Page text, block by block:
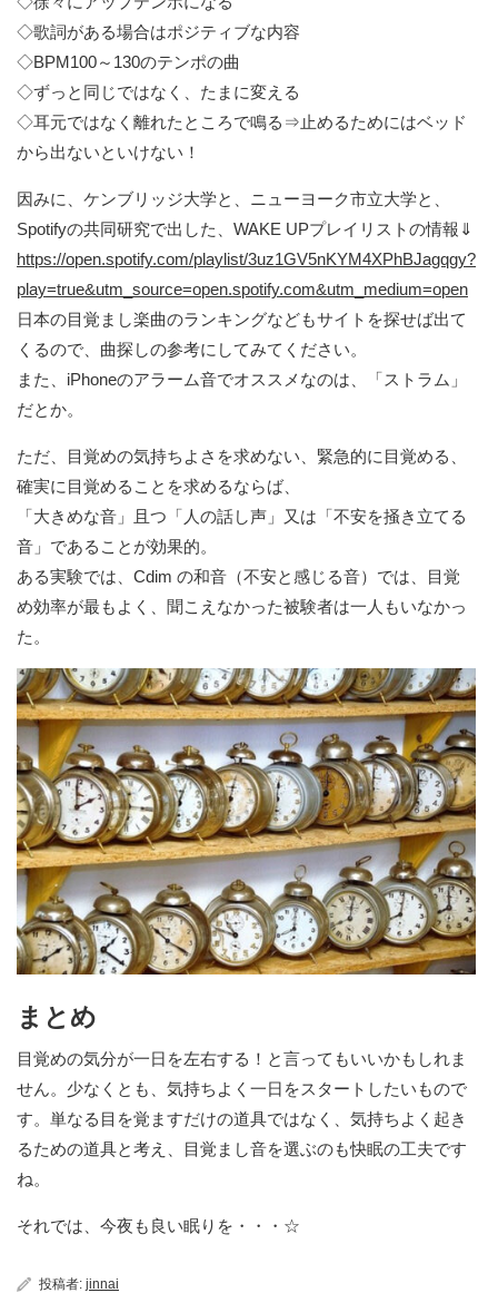
◇歌詞がある場合はポジティブな内容
◇BPM100～130のテンポの曲
◇ずっと同じではなく、たまに変える
◇耳元ではなく離れたところで鳴る⇒止めるためにはベッド
から出ないといけない！
因みに、ケンブリッジ大学と、ニューヨーク市立大学と、
Spotifyの共同研究で出した、WAKE UPプレイリストの情報⇓
https://open.spotify.com/playlist/3uz1GV5nKYM4XPhBJagqgy?
play=true&utm_source=open.spotify.com&utm_medium=open
日本の目覚まし楽曲のランキングなどもサイトを探せば出て
くるので、曲探しの参考にしてみてください。
また、iPhoneのアラーム音でオススメなのは、「ストラム」
だとか。
ただ、目覚めの気持ちよさを求めない、緊急的に目覚める、
確実に目覚めることを求めるならば、
「大きめな音」且つ「人の話し声」又は「不安を掻き立てる
音」であることが効果的。
ある実験では、Cdim の和音（不安と感じる音）では、目覚
め効率が最もよく、聞こえなかった被験者は一人もいなかっ
た。
まとめ
目覚めの気分が一日を左右する！と言ってもいいかもしれま
せん。少なくとも、気持ちよく一日をスタートしたいもので
す。単なる目を覚ますだけの道具ではなく、気持ちよく起き
るための道具と考え、目覚まし音を選ぶのも快眠の工夫です
ね。
それでは、今夜も良い眠りを・・・☆
投稿者: jinnai